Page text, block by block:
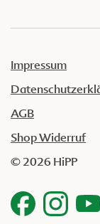
Impressum
AGB
Shop Widerruf
© 2026 HiPP